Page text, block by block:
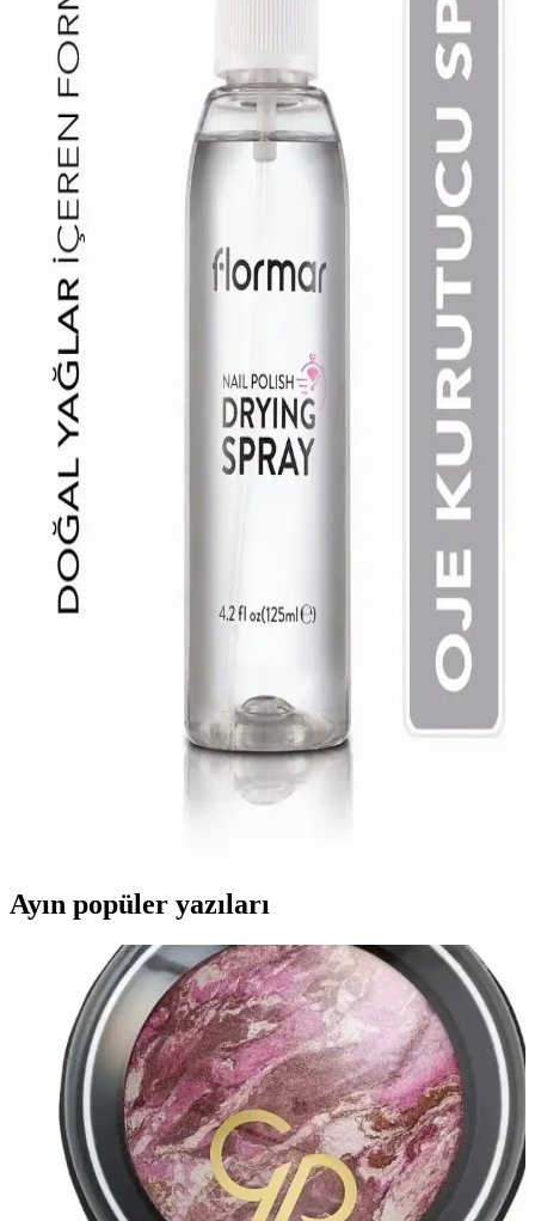
Avon True Colour Tırnak Cilası Kurutucu Sprey
İkili Set 30 Saniyede Kurutma Özelliğiyle
Avon'un True Colour Tırnak Cilası Kurutucu Sprey seti, 30
saniyede kurutarak şık ve dayanıklı tırnaklar sunar. Mat görünüm ve
yüksek kullanıcı memnuniyetiyle günlük bakımda tercih edilir.
Flormar Quick Dry Drops: Hızlı Kuruyan ve Parlak
Tırnaklar İçin Etkili Çözüm
Flormar Quick Dry Drops, oje kuruma süresini kısaltır, parlaklık ve
dayanıklılık sağlar, tırnak sağlığını destekler. Pratik kullanımıyla
güzellik rutininizi kolaylaştırır.
Beaulís Speed It Hızlı Kurutucu Parlak Cila Ürün
İncelemesi ve Kullanım Tavsiyeleri
Beaulís Speed It Hızlı Kurutucu Parlak Cila, manikür ve pedikürde
hızlı kuruma ve parlaklık sağlayan pratik ve etkili bir ürün. Doğru
kullanım ile soyulma ve çatlamayı önleyerek estetik sonuçlar elde
Morfose Ossion ve Watsons Oje Kurutucu Spreyleri
Karşılaştırması ve Detaylı İnceleme
İki popüler oje kurutucu spreyi Morfose Ossion ve Watsons'un
özelliklerini ve kullanıcı yorumlarını detaylı karşılaştırıyoruz, hız,
kullanım kolaylığı ve sonuçlar açısından en iyi seçimi yapmanıza
Flormar ve Watsons Sprey Oje Kurutucu
Karşılaştırması Hangi Ürün Daha Etkili?
Bu makalede Flormar ve Watsons spreyle oje kurutucu ürünleri
Ayın popüler yazıları